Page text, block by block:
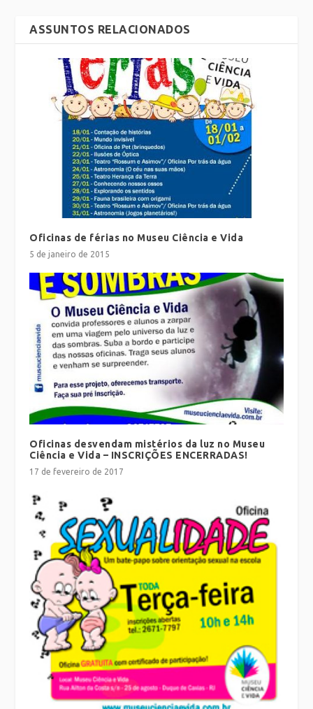
ASSUNTOS RELACIONADOS
Oficinas de férias no Museu Ciência e Vida
5 de janeiro de 2015
Oficinas desvendam mistérios da luz no Museu
Ciência e Vida – INSCRIÇÕES ENCERRADAS!
17 de fevereiro de 2017